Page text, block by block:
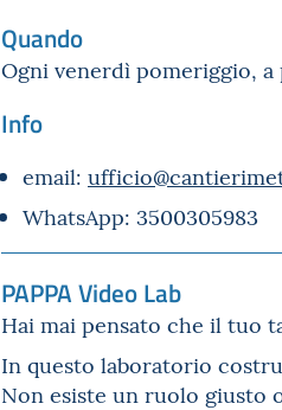
Quando
Ogni venerdì pomeriggio,
Info
email:
WhatsApp: 3500305983
PAPPA Video Lab
Hai mai pensato che il tuo
In questo laboratorio
Non esiste un ruolo giusto